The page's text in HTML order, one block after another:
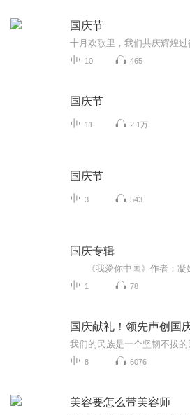
国庆节
10 465
国庆节
11 2.1万
国庆节
3 543
国庆专辑
1 78
国庆献礼！领先声创国
8 6076
美容要怎么带美容师